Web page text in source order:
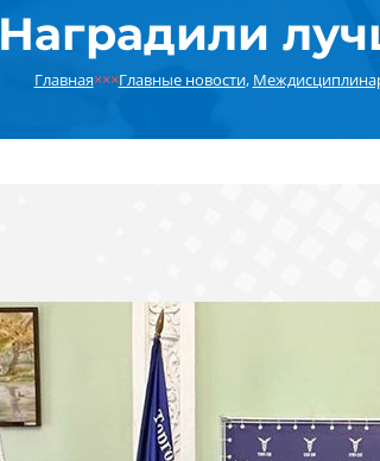
Наградили
Главная×××Главные новости,